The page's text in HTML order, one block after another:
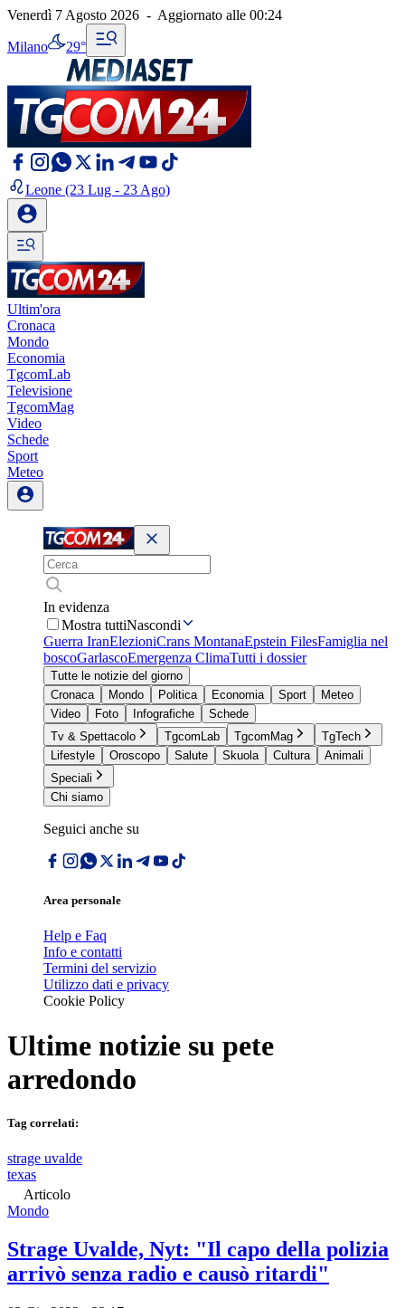
Venerdì 7 Agosto 2026 - Aggiornato alle 00:24
Milano 29°
Leone (23 Lug - 23 Ago)
Ultim'ora
Cronaca
Mondo
Economia
TgcomLab
Televisione
TgcomMag
Video
Schede
Sport
Meteo
In evidenza
Mostra tuttiNascondi
Guerra IranElezioniCrans MontanaEpstein FilesFamiglia nel
boscoGarlascoEmergenza ClimaTutti i dossier
Tutte le notizie del giorno
Cronaca
Mondo Politica Economia Sport
Meteo
Video
Foto Infografiche
Schede
Tv & Spettacolo
TgcomLab TgcomMag
TgTech
Lifestyle
Oroscopo Salute Skuola Cultura
Animali
Speciali
Chi siamo
Seguici anche su
Area personale
Help e Faq
Info e contatti
Termini del servizio
Utilizzo dati e privacy
Cookie Policy
Ultime notizie su pete
arredondo
Tag correlati:
strage uvalde
texas
Articolo
Mondo
Strage Uvalde, Nyt: "Il capo della polizia
arrivò senza radio e causò ritardi"